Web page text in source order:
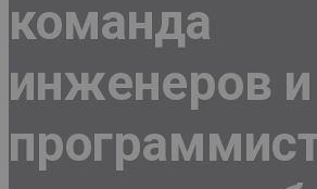
команда
инженеров и